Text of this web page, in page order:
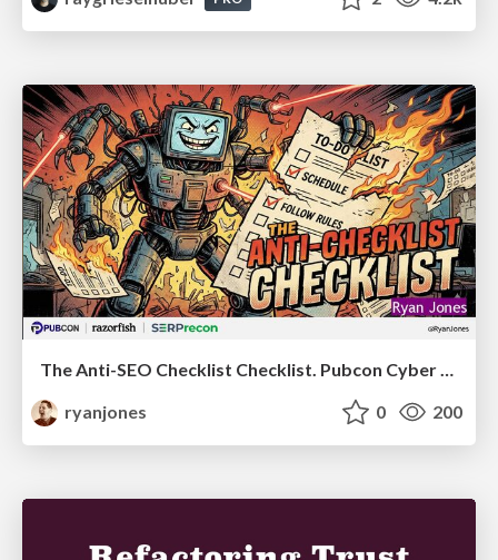
The Anti-SEO Checklist Checklist. Pubcon Cyber Week
ryanjones
0 200